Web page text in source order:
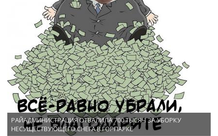
РАЙАДМИНИСТРАЦИЯ ОТВАЛИЛА 700 ТЫСЯЧ ЗА УБОРКУ
НЕСУЩЕСТВУЮЩЕГО СНЕГА В ГОРПАРКЕ